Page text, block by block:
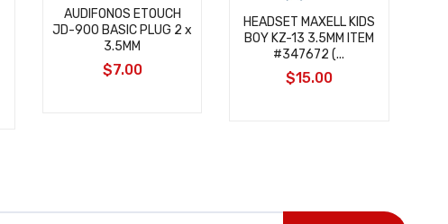
AUDIFONOS ETOUCH
JD-900 BASIC PLUG 2 x
3.5MM
$7.00
HEADSET MAXELL KIDS
BOY KZ-13 3.5MM ITEM
#347672 (...
$15.00